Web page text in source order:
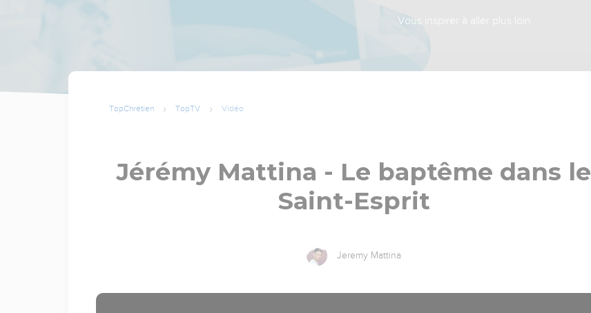
Vous inspirer à aller plus loin
TopChrétien TopTV Vidéo
Jérémy Mattina - Le baptême dans le
Saint-Esprit
Jeremy Mattina